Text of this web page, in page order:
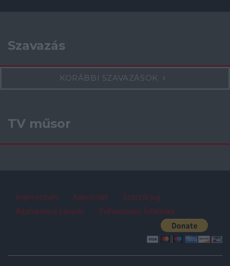
Szavazás
KORÁBBI SZAVAZÁSOK
TV műsor
Impresszum Kapcsolat
Szerzői jog
Adatvédelmi irányelv
Felhasználói feltételek